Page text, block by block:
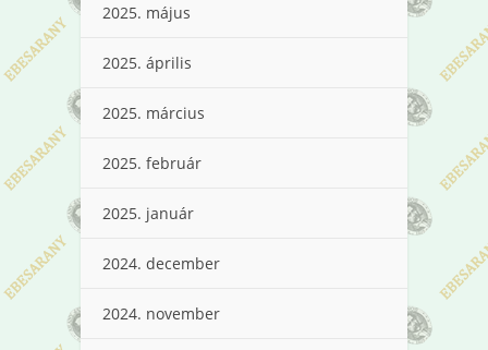
2025. május
2025. április
2025. március
2025. február
2025. január
2024. december
2024. november